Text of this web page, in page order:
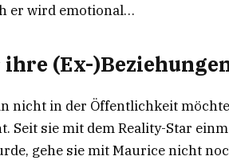
er wird emotional…
(Ex-
nicht in der Öffentlichkeit
Seit sie mit dem Reality-Star
gehe sie mit Maurice nicht